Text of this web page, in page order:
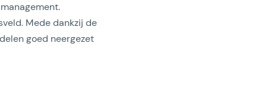
Mede dankzij de
goed neergezet